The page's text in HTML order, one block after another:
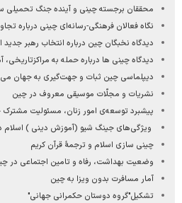
محققان برجسته چینی و آینده جنگ تحمیلی
نگاه فعالان فرهنگی-رسانه‌ای چینی درباره
دیدگاه نخبگان چین درباره انتخاب رهبر جدید
دیدگاه چینی ها درباره حمله به
دیپلماسی چین ثبات و جهت‌گیری به جهان
نشریات و مجلّات موسیقی معروف در چین
پیشبرد توسعه‌ی امور زنان، مسئولیت مشترک
ویژگی‌های جینگ شیو (آموزش دینی ) اسلام
چینی سازی اسلام و ترجمۀ قرآن کریم
وضعیت بهداشت، رفاه و تامین اجتماعی در
آمار مسافرت بدون ویزا به چین
تشکیل"گروه دوستان حکمرانی جهانی"